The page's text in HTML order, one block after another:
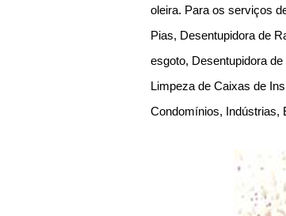
oleira. Para os serviços
Pias, Desentupidora de
esgoto, Desentupidora
Limpeza de Caixas de
Condomínios, Indústrias,